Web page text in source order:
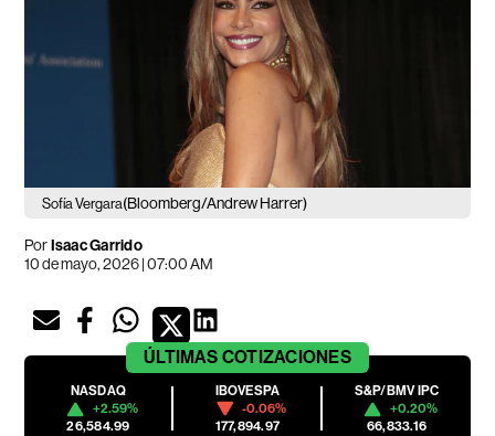
Sofía Vergara(Bloomberg/Andrew Harrer)
PorIsaac Garrido
10 de mayo, 2026 | 07:00 AM
ÚLTIMAS COTIZACIONES
NASDAQ
+2.59%
26,584.99
IBOVESPA
-0.06%
177,894.97
S&P/BMV IPC
+0.20%
66,833.16